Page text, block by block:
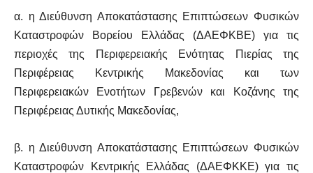
α. η Διεύθυνση Αποκατάστασης Επιπτώσεων Φυσικών
Καταστροφών Βορείου Ελλάδας (ΔΑΕΦΚΒΕ) για τις
περιοχές της Περιφερειακής Ενότητας Πιερίας της
Περιφέρειας Κεντρικής Μακεδονίας και των
Περιφερειακών Ενοτήτων Γρεβενών και Κοζάνης της
Περιφέρειας Δυτικής Μακεδονίας,
β. η Διεύθυνση Αποκατάστασης Επιπτώσεων Φυσικών
Καταστροφών Κεντρικής Ελλάδας (ΔΑΕΦΚΚΕ) για τις